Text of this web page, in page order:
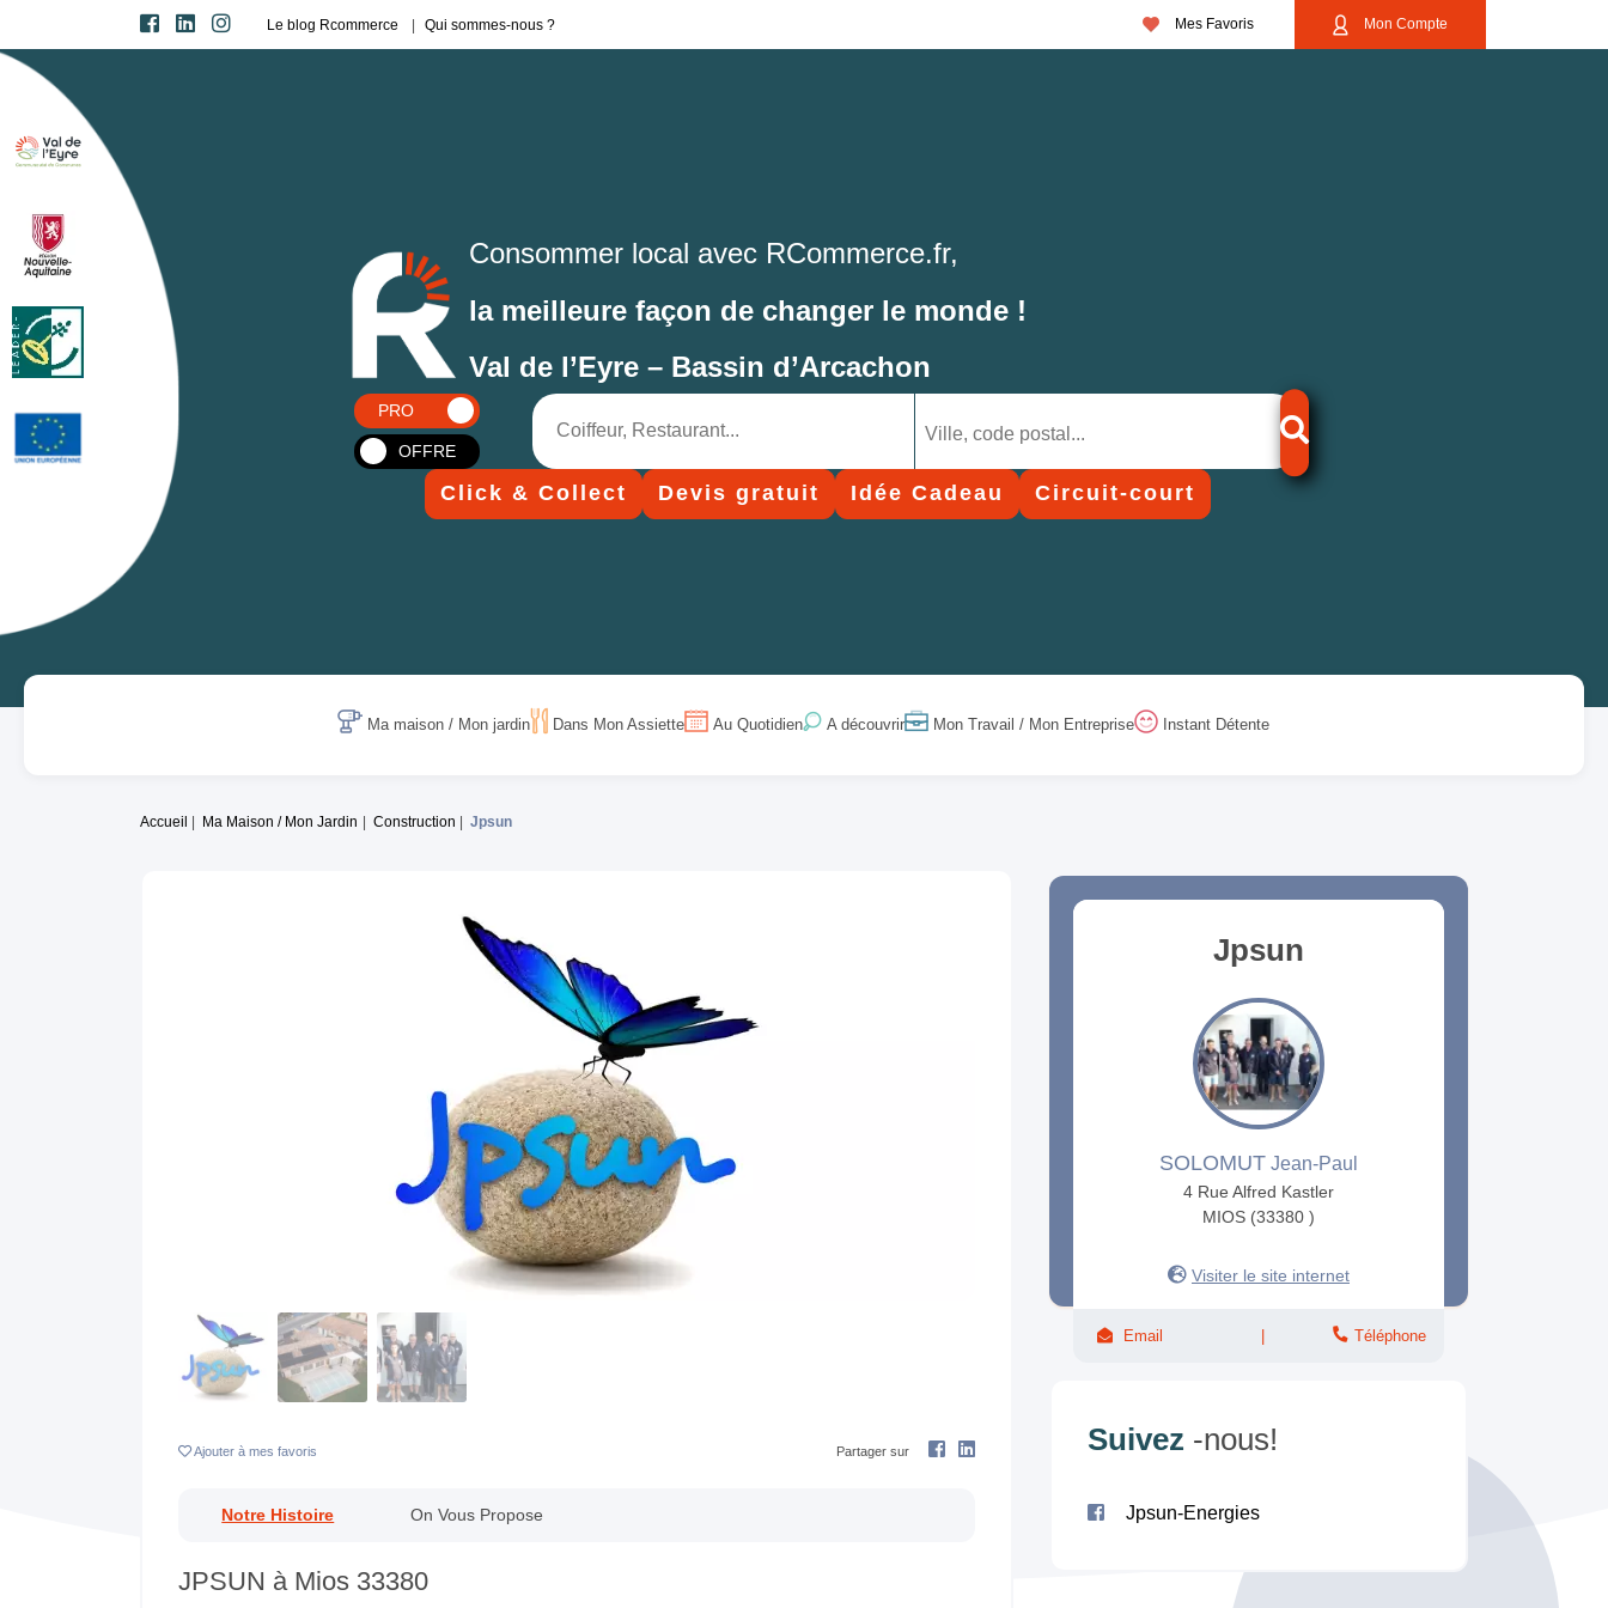
Le blog Rcommerce Qui sommes-nous ? Mes Favoris Mon Compte
Consommer local avec RCommerce.fr,
la meilleure façon de changer le monde !
Val de l’Eyre – Bassin d’Arcachon
PRO
OFFRE
Click & Collect Devis gratuit Idée Cadeau Circuit-court
Ma maison / Mon jardin Dans Mon Assiette Au Quotidien A découvrir Mon Travail / Mon Entreprise Instant Détente
Accueil Ma Maison / Mon Jardin Construction Jpsun
Ajouter à mes favoris Partager sur
Notre Histoire On Vous Propose
JPSUN à Mios 33380
Jpsun
SOLOMUT Jean-Paul
4 Rue Alfred Kastler
MIOS (33380 )
Visiter le site internet
Email Téléphone
Suivez -nous!
Jpsun-Energies